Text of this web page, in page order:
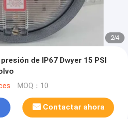
2/4
de IP67 Dwyer 15 PSI
MOQ：10
Contactar ahora